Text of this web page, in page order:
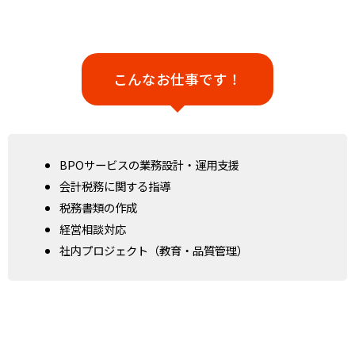
こんなお仕事です！​
BPOサービスの業務設計・運用支援
会計税務に関する指導
税務書類の作成
経営相談対応
社内プロジェクト（教育・品質管理）